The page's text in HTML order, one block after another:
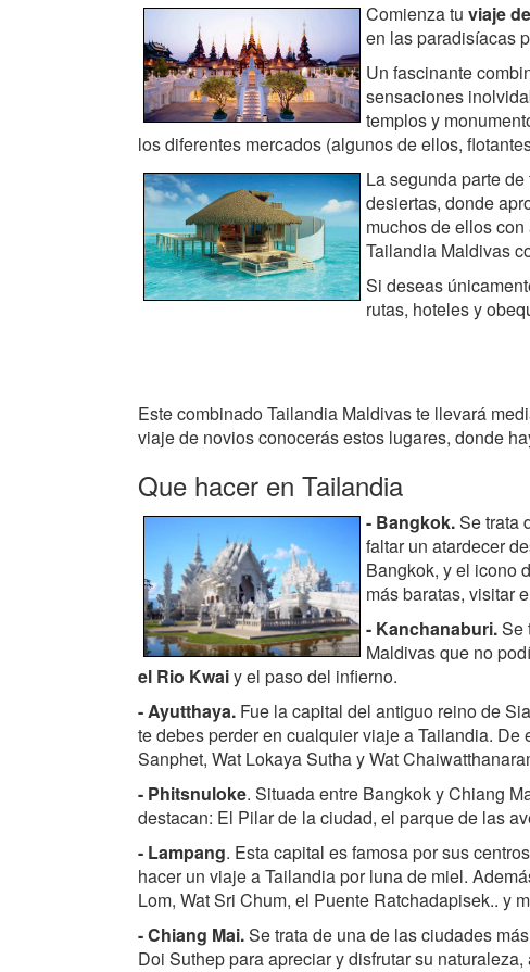
Comienza tu viaje
en las paradisíacas
Un fascinante
sensaciones
templos y
los diferentes mercados (algunos de ellos,
La segunda parte de
desiertas, donde
muchos de ellos
Tailandia Maldivas
Si deseas
rutas, hoteles y
Este combinado Tailandia Maldivas te llevará
viaje de novios conocerás estos lugares, donde
Que hacer en Tailandia
- Bangkok.Se trata
faltar un atardecer
Bangkok, y el icono
más baratas, visitar
- Kanchanaburi.Se
Maldivas que no
el Rio Kwaiy el paso del infierno.
- Ayutthaya. Fue la capital del antiguo reino de
te debes perder en cualquier viaje a Tailandia. De
Sanphet, Wat Lokaya Sutha y Wat
- Phitsnuloke. Situada entre Bangkok y Chiang
destacan: El Pilar de la ciudad, el parque de las
- Lampang. Esta capital es famosa por sus
hacer un viaje a Tailandia por luna de miel.
Lom, Wat Sri Chum, el Puente Ratchadapisek.. y
- Chiang Mai.Se trata de una de las ciudades
Doi Suthep para apreciar y disfrutar su